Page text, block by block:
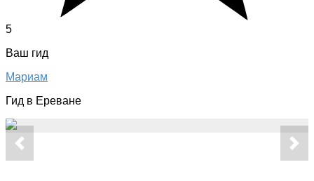
5
Ваш гид
Мариам
Гид в Ереване